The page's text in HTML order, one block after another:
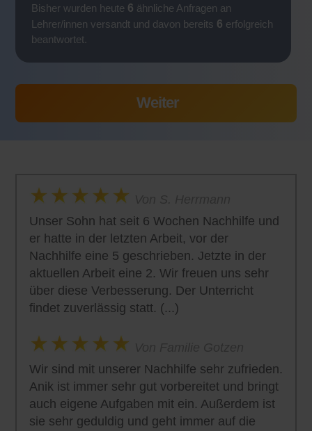
Bisher wurden heute 6 ähnliche Anfragen an
Lehrer/innen versandt und davon bereits 6 erfolgreich
beantwortet.
Unser Sohn hat seit 6 Wochen Nachhilfe und
er hatte in der letzten Arbeit, vor der
Nachhilfe eine 5 geschrieben. Jetzte in der
aktuellen Arbeit eine 2. Wir freuen uns sehr
über diese Verbesserung. Der Unterricht
findet zuverlässig statt. (...)
Wir sind mit unserer Nachhilfe sehr zufrieden.
Anik ist immer sehr gut vorbereitet und bringt
auch eigene Aufgaben mit ein. Außerdem ist
sie sehr geduldig und geht immer auf die